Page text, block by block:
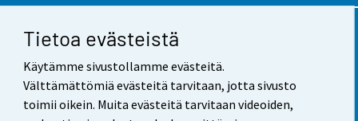
Tietoa evästeistä
Käytämme sivustollamme evästeitä.
Välttämättömiä evästeitä tarvitaan, jotta sivusto
toimii oikein. Muita evästeitä tarvitaan videoiden,
Yhteystiedot
Palaute
Käyttöehdot